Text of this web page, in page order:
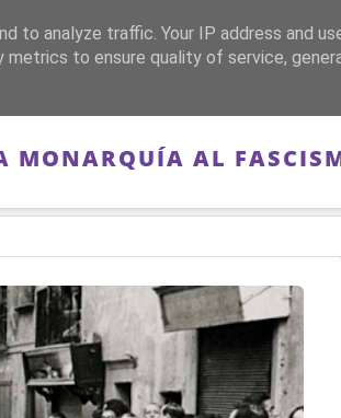
GUERRA DE ESPAÑA MEMORIA
MONARQUÍA AL
to analyze traffic. Your IP address and
to ensure quality of service,